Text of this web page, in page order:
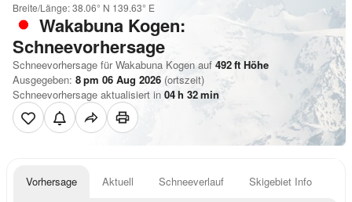
Breite/Länge:38.06° N 139.63° E
Wakabuna Kogen:
Schneevorhersage
Schneevorhersage für Wakabuna Kogen auf 492ft Höhe
Ausgegeben: 8 pm 06 Aug 2026 (ortszeit)
Schneevorhersage aktualisiert in 04h 32min
Vorhersage Aktuell Schneeverlauf Skigebiet Info